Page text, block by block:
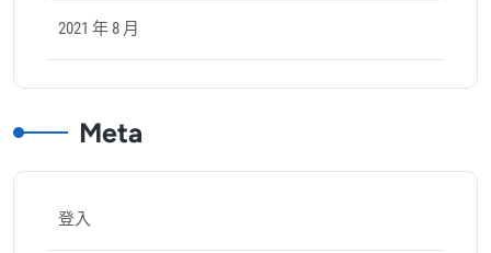
2021 年 8 月
Meta
登入